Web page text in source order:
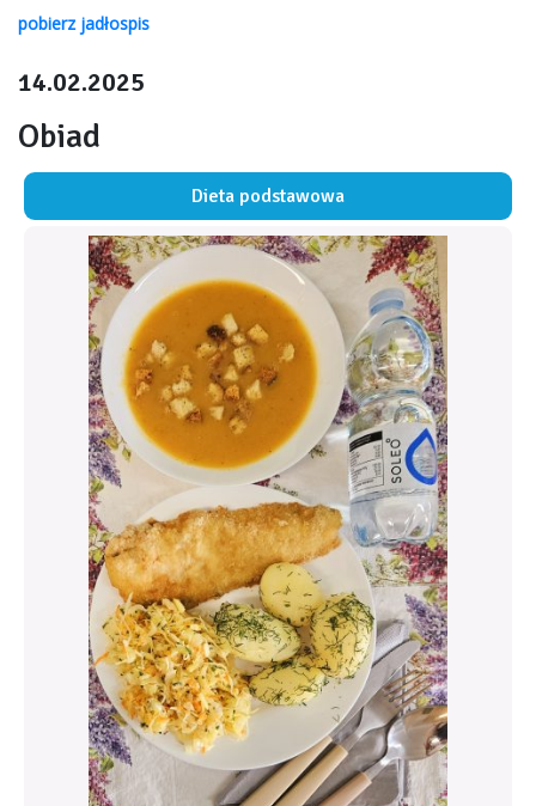
pobierz jadłospis
14.02.2025
Obiad
Dieta podstawowa